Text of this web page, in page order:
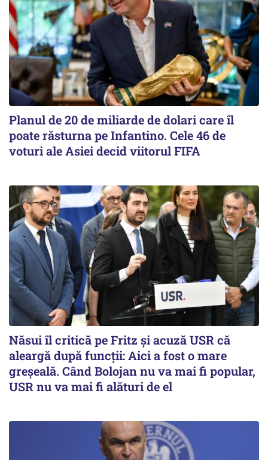
Planul de 20 de miliarde de dolari care îl
poate răsturna pe Infantino. Cele 46 de
voturi ale Asiei decid viitorul FIFA
Năsui îl critică pe Fritz și acuză USR că
aleargă după funcții: Aici a fost o mare
greșeală. Când Bolojan nu va mai fi popular,
USR nu va mai fi alături de el